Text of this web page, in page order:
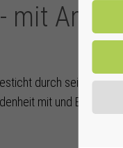
mit
durch seine
mit und